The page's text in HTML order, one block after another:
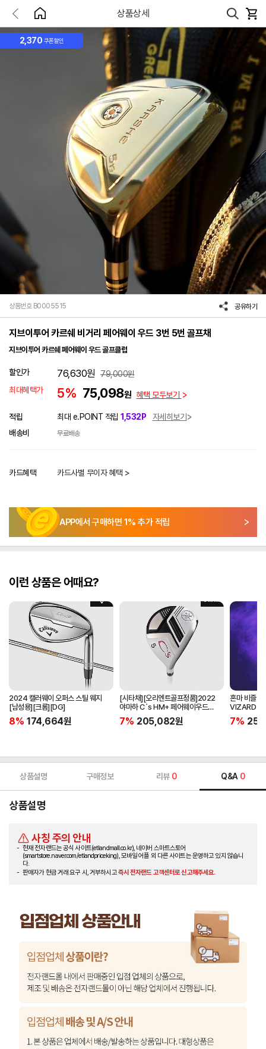
상품상세
2,370 쿠폰할인
상품번호 B0005515 공유하기
지브이투어 카르쉐 비거리 페어웨이 우드 3번 5번 골프채
지브이투어 카르쉐 페어웨이 우드 골프클럽
할인가 76,630원 79,000원
최대혜택가
5% 75,098원 혜택 모두보기
적립 최대 e.POINT 적립 1,532P
자세히보기
배송비
무료배송
카드혜택 카드사별 무이자 혜택 >
APP에서 구매하면 1% 추가 적립
이런 상품은 어때요?
2024 캘러웨이 오퍼스 스틸 웨지
[남성용][크롬][DG]
8% 174,664원
[시타채][오리엔트골프정품]2022
야마하 C`s HM+ 페어웨이우드
[여성용][화이트][C`s HM+
ORIGINAL]
7% 205,082원
혼마 비즐3
VIZARD 유
클럽케이스
7%
상품설명 구매정보 리뷰 0 Q&A 0
상품설명
사칭 주의 안내
현재 전자랜드는 공식 사이트(etlandmall.co.kr), 네이버 스마트스토어
(smartstore.naver.com/etlandpriceking), 모바일 어플 외 다른 사이트는 운영하고 있지 않습니
다.
판매자가 현금 거래 요구 시, 거부하시고즉시 전자랜드 고객센터로 신고해주세요.